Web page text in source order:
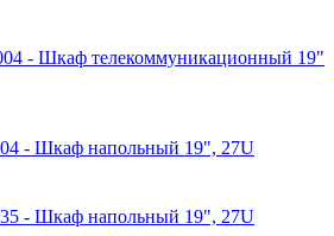
- Шкаф телекоммуникационный 19"
- Шкаф напольный 19", 27U
- Шкаф напольный 19", 27U